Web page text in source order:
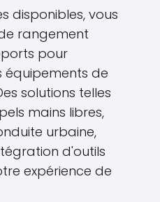
disponibles, vous
rangement
pour
de
solutions telles
mains libres,
urbaine,
d'outils
expérience de